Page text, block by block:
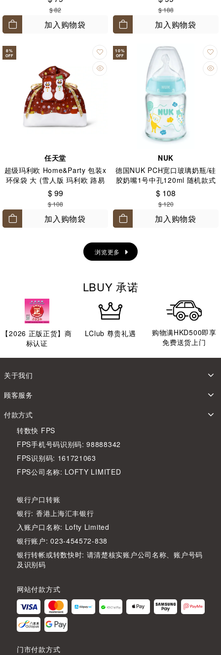
$ 82
加入购物袋
$ 188
加入购物袋
8%
OFF
任天堂
超级玛利欧 Home&Party 包装x
环保袋 大 (雪人版 玛利欧 路易
吉)
$ 99
$ 108
加入购物袋
10%
OFF
NUK
德国NUK PCH宽口玻璃奶瓶/硅
胶奶嘴1号中孔120ml 随机款式
$ 108
$ 120
加入购物袋
浏览更多
LBUY 承诺
【2026 正版正货】商
标认证
LClub 尊贵礼遇
购物满HKD500即享
免费送货上门
关于我们
顾客服务
付款方式
转数快 FPS
FPS手机号码识别码: 98888342
FPS识别码: 161721063
FPS公司名称: LOFTY LIMITED
银行户口转账
银行: 香港上海汇丰银行
入账户口名称: Lofty Limited
银行账户: 023-454572-838
银行转帐或转数快时: 请清楚核实账户公司名称、账户号码
及识别码
网站付款方式
门市付款方式